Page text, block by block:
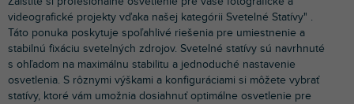
videografické projekty vďaka našej kategórii Svetelné Statívy" .
Táto ponuka poskytuje spoľahlivé riešenia pre umiestnenie a
stabilnú fixáciu svetelných zdrojov. Svetelné statívy sú navrhnuté
s ohľadom na maximálnu stabilitu a jednoduché nastavenie
osvetlenia. S rôznymi výškami a konfiguráciami si môžete vybrať
statívy, ktoré vám umožnia dosiahnuť optimálne osvetlenie pre